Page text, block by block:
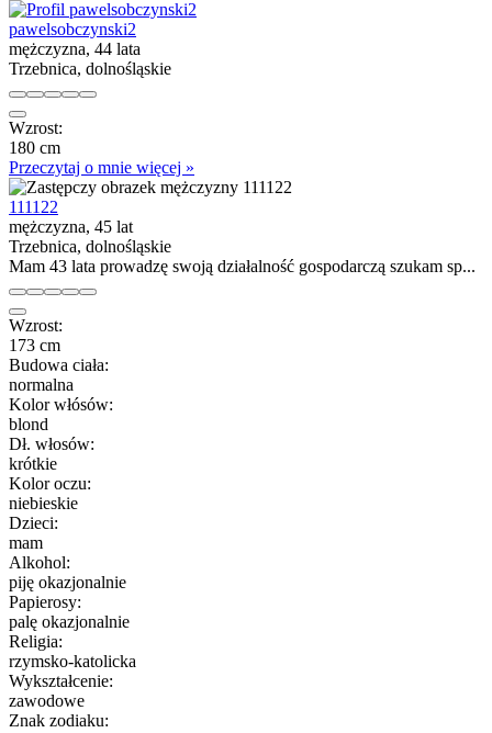
pawelsobczynski2
mężczyzna, 44 lata
Trzebnica, dolnośląskie
Wzrost:
180 cm
Przeczytaj o mnie więcej »
111122
mężczyzna, 45 lat
Trzebnica, dolnośląskie
Mam 43 lata prowadzę swoją działalność gospodarczą szukam sp...
Wzrost:
173 cm
Budowa ciała:
normalna
Kolor włósów:
blond
Dł. włosów:
krótkie
Kolor oczu:
niebieskie
Dzieci:
mam
Alkohol:
piję okazjonalnie
Papierosy:
palę okazjonalnie
Religia:
rzymsko-katolicka
Wykształcenie:
zawodowe
Znak zodiaku: